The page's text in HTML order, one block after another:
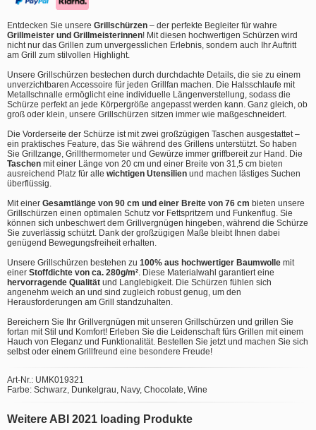
Entdecken Sie unsere Grillschürzen – der perfekte Begleiter für wahre
Grillmeister und Grillmeisterinnen! Mit diesen hochwertigen Schürzen wird
nicht nur das Grillen zum unvergesslichen Erlebnis, sondern auch Ihr Auftritt
am Grill zum stilvollen Highlight.
Unsere Grillschürzen bestechen durch durchdachte Details, die sie zu einem
unverzichtbaren Accessoire für jeden Grillfan machen. Die Halsschlaufe mit
Metallschnalle ermöglicht eine individuelle Längenverstellung, sodass die
Schürze perfekt an jede Körpergröße angepasst werden kann. Ganz gleich, ob
groß oder klein, unsere Grillschürzen sitzen immer wie maßgeschneidert.
Die Vorderseite der Schürze ist mit zwei großzügigen Taschen ausgestattet –
ein praktisches Feature, das Sie während des Grillens unterstützt. So haben
Sie Grillzange, Grillthermometer und Gewürze immer griffbereit zur Hand. Die
Taschen mit einer Länge von 20 cm und einer Breite von 31,5 cm bieten
ausreichend Platz für alle wichtigen Utensilien und machen lästiges Suchen
überflüssig.
Mit einer Gesamtlänge von 90 cm und einer Breite von 76 cm bieten unsere
Grillschürzen einen optimalen Schutz vor Fettspritzern und Funkenflug. Sie
können sich unbeschwert dem Grillvergnügen hingeben, während die Schürze
Sie zuverlässig schützt. Dank der großzügigen Maße bleibt Ihnen dabei
genügend Bewegungsfreiheit erhalten.
Unsere Grillschürzen bestehen zu 100% aus hochwertiger Baumwolle mit
einer Stoffdichte von ca. 280g/m² . Diese Materialwahl garantiert eine
hervorragende Qualität und Langlebigkeit. Die Schürzen fühlen sich
angenehm weich an und sind zugleich robust genug, um den
Herausforderungen am Grill standzuhalten.
Bereichern Sie Ihr Grillvergnügen mit unseren Grillschürzen und grillen Sie
fortan mit Stil und Komfort! Erleben Sie die Leidenschaft fürs Grillen mit einem
Hauch von Eleganz und Funktionalität. Bestellen Sie jetzt und machen Sie sich
selbst oder einem Grillfreund eine besondere Freude!
Art-Nr.: UMK019321
Farbe: Schwarz, Dunkelgrau, Navy, Chocolate, Wine
Weitere ABI 2021 loading Produkte